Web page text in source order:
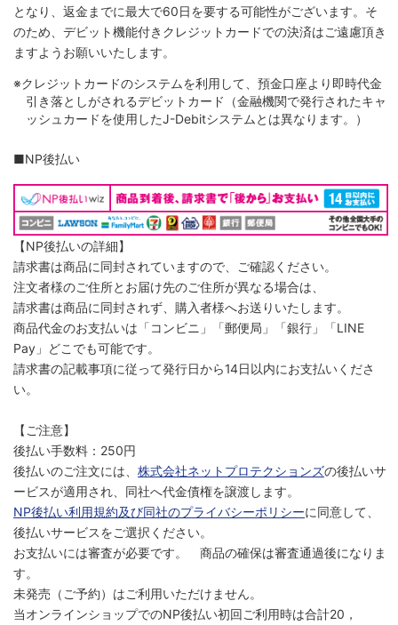
となり、返金までに最大で60日を要する可能性がございます。そ
のため、デビット機能付きクレジットカードでの決済はご遠慮頂き
ますようお願いいたします。
※クレジットカードのシステムを利用して、預金口座より即時代金
引き落としがされるデビットカード（金融機関で発行されたキャ
ッシュカードを使用したJ-Debitシステムとは異なります。）
■NP後払い
【NP後払いの詳細】
請求書は商品に同封されていますので、ご確認ください。
注文者様のご住所とお届け先のご住所が異なる場合は、
請求書は商品に同封されず、購入者様へお送りいたします。
商品代金のお支払いは「コンビニ」「郵便局」「銀行」「LINE
Pay」どこでも可能です。
請求書の記載事項に従って発行日から14日以内にお支払いくださ
い。
【ご注意】
後払い手数料：250円
後払いのご注文には、 株式会社ネットプロテクションズの後払いサ
ービスが適用され、同社へ代金債権を譲渡します。
NP後払い利用規約及び同社のプライバシーポリシーに同意して、
後払いサービスをご選択ください。
お支払いには審査が必要です。 商品の確保は審査通過後になりま
す。
未発売（ご予約）はご利用いただけません。
当オンラインショップでのNP後払い初回ご利用時は合計20，